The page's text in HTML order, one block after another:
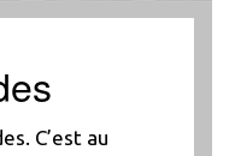
C’est au